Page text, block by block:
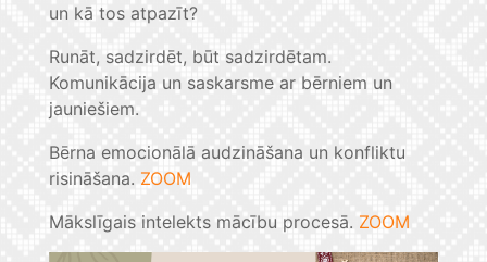
un kā tos atpazīt?
Runāt, sadzirdēt, būt sadzirdētam.
Komunikācija un saskarsme ar bērniem un
jauniešiem.
Bērna emocionālā audzināšana un konfliktu
risināšana. ZOOM
Mākslīgais intelekts mācību procesā. ZOOM